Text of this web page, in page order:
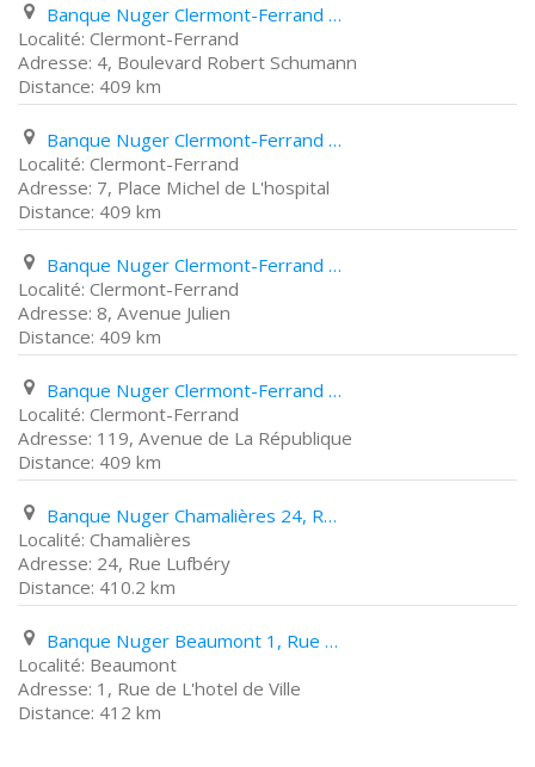
Banque Nuger Clermont-Ferrand 4, Boulevard Robert Schumann
Clermont-Ferrand
4, Boulevard Robert Schumann
409 km
Banque Nuger Clermont-Ferrand 7, Place Michel de L'hospital
Clermont-Ferrand
7, Place Michel de L'hospital
409 km
Banque Nuger Clermont-Ferrand 8, Avenue Julien
Clermont-Ferrand
8, Avenue Julien
409 km
Banque Nuger Clermont-Ferrand 119, Avenue de La République
Clermont-Ferrand
119, Avenue de La République
409 km
Banque Nuger Chamalières 24, Rue Lufbéry
Chamalières
24, Rue Lufbéry
410.2 km
Banque Nuger Beaumont 1, Rue de L'hotel de Ville
Beaumont
1, Rue de L'hotel de Ville
412 km